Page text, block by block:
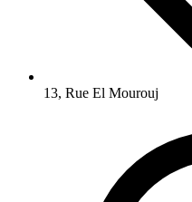
13, Rue El Mourouj